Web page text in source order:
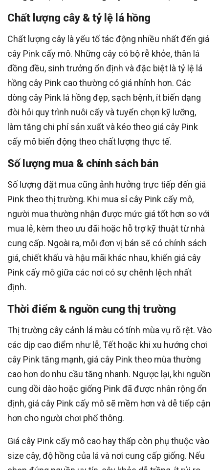
Chất lượng cây & tỷ lệ lá hồng
Chất lượng cây là yếu tố tác động nhiều nhất đến giá
cây Pink cấy mô. Những cây có bộ rễ khỏe, thân lá
đồng đều, sinh trưởng ổn định và đặc biệt là tỷ lệ lá
hồng cây Pink cao thường có giá nhỉnh hơn. Các
dòng cây Pink lá hồng đẹp, sạch bệnh, ít biến dạng
đòi hỏi quy trình nuôi cấy và tuyển chọn kỹ lưỡng,
làm tăng chi phí sản xuất và kéo theo giá cây Pink
cấy mô biến động theo chất lượng thực tế.
Số lượng mua & chính sách bán
Số lượng đặt mua cũng ảnh hưởng trực tiếp đến giá
Pink theo thị trường. Khi mua sỉ cây Pink cấy mô,
người mua thường nhận được mức giá tốt hơn so với
mua lẻ, kèm theo ưu đãi hoặc hỗ trợ kỹ thuật từ nhà
cung cấp. Ngoài ra, mỗi đơn vị bán sẽ có chính sách
giá, chiết khấu và hậu mãi khác nhau, khiến giá cây
Pink cấy mô giữa các nơi có sự chênh lệch nhất
định.
Thời điểm & nguồn cung thị trường
Thị trường cây cảnh lá màu có tính mùa vụ rõ rệt. Vào
các dịp cao điểm như lễ, Tết hoặc khi xu hướng chơi
cây Pink tăng mạnh, giá cây Pink theo mùa thường
cao hơn do nhu cầu tăng nhanh. Ngược lại, khi nguồn
cung dồi dào hoặc giống Pink đã được nhân rộng ổn
định, giá cây Pink cấy mô sẽ mềm hơn và dễ tiếp cận
hơn cho người chơi phổ thông.
Giá cây Pink cấy mô cao hay thấp còn phụ thuộc vào
size cây, độ hồng của lá và nơi cung cấp giống. Nếu